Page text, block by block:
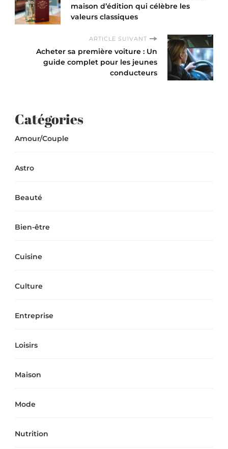
maison d’édition qui célèbre les
valeurs classiques
ARTICLE SUIVANT
Acheter sa première voiture : Un
guide complet pour les jeunes
conducteurs
Catégories
Amour/Couple
Astro
Beauté
Bien-être
Cuisine
Culture
Entreprise
Loisirs
Maison
Mode
Nutrition